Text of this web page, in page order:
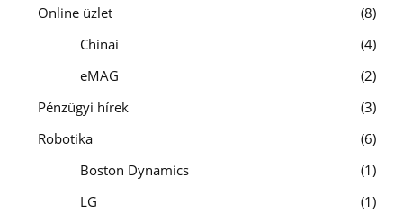
Online üzlet
8
Chinai
4
eMAG
2
Pénzügyi hírek
3
Robotika
6
Boston Dynamics
1
LG
1